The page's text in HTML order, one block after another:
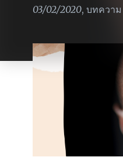
03/02/2020, บทความ